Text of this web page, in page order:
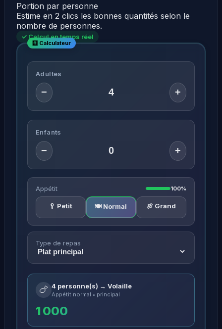
Portion par personne
Estime en 2 clics les bonnes quantités selon le
nombre de personnes.
✓ Calcul en temps réel
Adultes
− +
Enfants
− +
Appétit 100%
🥄 Petit 🍽️ Normal 🍖 Grand
Type de repas
🍗 4 personne(s) → Volaille
Appétit normal • principal
1 000